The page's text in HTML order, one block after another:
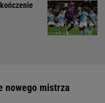
nowego mistrza